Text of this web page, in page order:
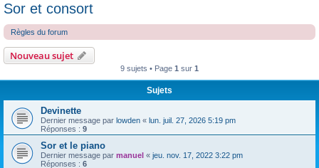
Sor et consort
Règles du forum
Nouveau sujet
9 sujets • Page 1 sur 1
Sujets
Devinette
Dernier message par lowden « lun. juil. 27, 2026 5:19 pm
Réponses : 9
Sor et le piano
Dernier message par manuel « jeu. nov. 17, 2022 3:22 pm
Réponses : 6